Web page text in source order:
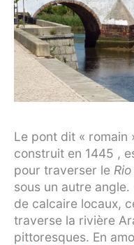
Le pont dit « romain
construit en 1445 ,
pour traverser le
sous un autre
de calcaire locaux,
traverse la rivière
pittoresques. En